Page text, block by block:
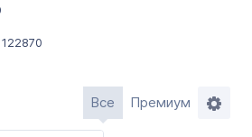
122870
Все Премиум